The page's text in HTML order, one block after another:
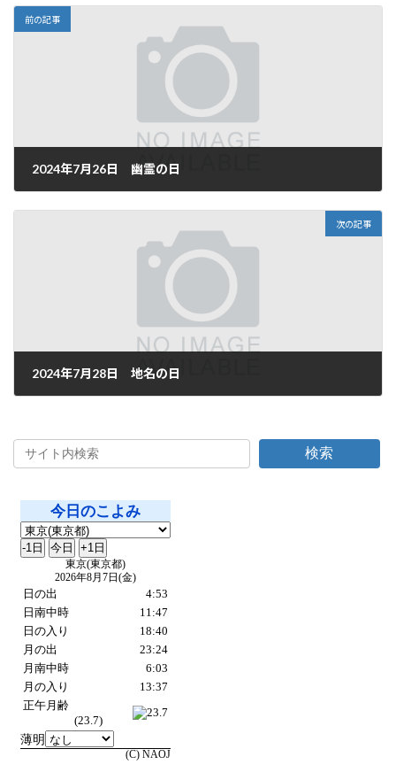
前の記事
2024年7月26日 幽霊の日
次の記事
2024年7月28日 地名の日
検索